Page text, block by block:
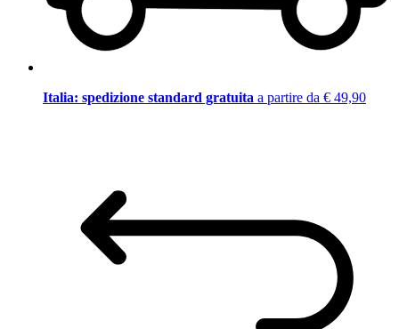
Italia: spedizione standard gratuita a partire da € 49,90